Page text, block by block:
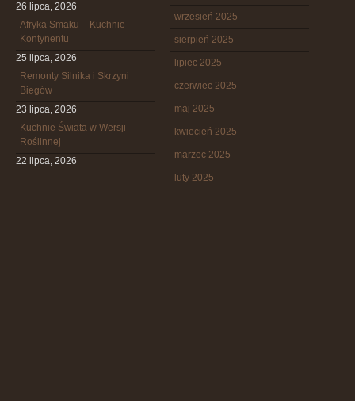
26 lipca, 2026
Afryka Smaku – Kuchnie
Kontynentu
25 lipca, 2026
Remonty Silnika i Skrzyni
Biegów
23 lipca, 2026
Kuchnie Świata w Wersji
Roślinnej
22 lipca, 2026
wrzesień 2025
sierpień 2025
lipiec 2025
czerwiec 2025
maj 2025
kwiecień 2025
marzec 2025
luty 2025